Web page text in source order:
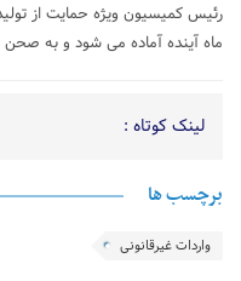
رئیس کمیسیون ویژه حمایت از
ماه آینده آماده می شود و به
لینک کوتاه :
برچسب ها
واردات غیرقانونی